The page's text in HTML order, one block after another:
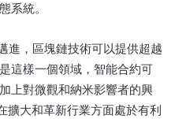
系統。
進，區塊鏈技術可以提供超越
這樣一個領域，智能合約可
上對微觀和納米影響者的興
大和革新行業方面處於有利